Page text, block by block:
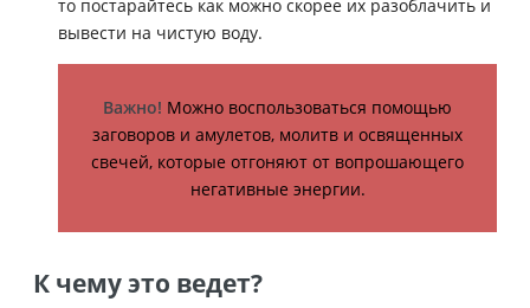
то постарайтесь как можно скорее их разоблачить и
вывести на чистую воду.
Важно! Можно воспользоваться помощью
заговоров и амулетов, молитв и освященных
свечей, которые отгоняют от вопрошающего
негативные энергии.
К чему это ведет?